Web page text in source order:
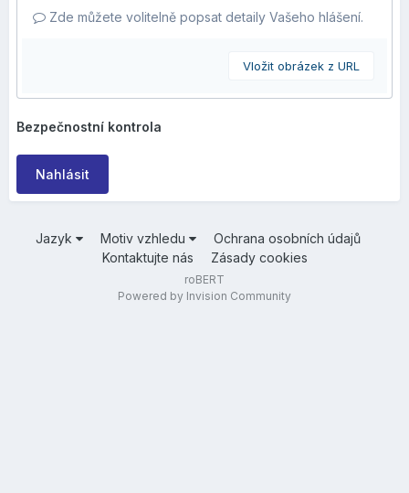
Zde můžete volitelně popsat detaily Vašeho hlášení.
Vložit obrázek z URL
Bezpečnostní kontrola
Nahlásit
Jazyk Motiv vzhledu
Ochrana osobních údajů
Kontaktujte nás
Zásady cookies
roBERT
Powered by Invision Community